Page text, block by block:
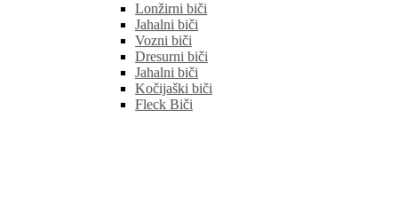
Lonžirni biči
Jahalni biči
Vozni biči
Dresurni biči
Jahalni biči
Kočijaški biči
Fleck Biči